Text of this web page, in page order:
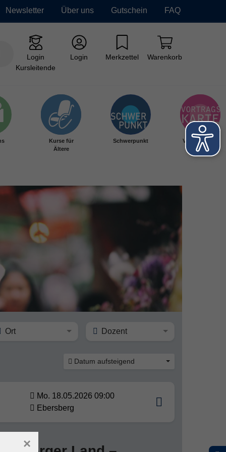
Newsletter Über uns Gutschein FAQ
Login
Kursleitende
Login Merkzettel Warenkorb
Kurse für
Ältere
Schwerpunkt Vortragskarte
Ort Dozent
Datum aufsteigend
Mo. 18.05.2026 09:00
Ebersberg
×